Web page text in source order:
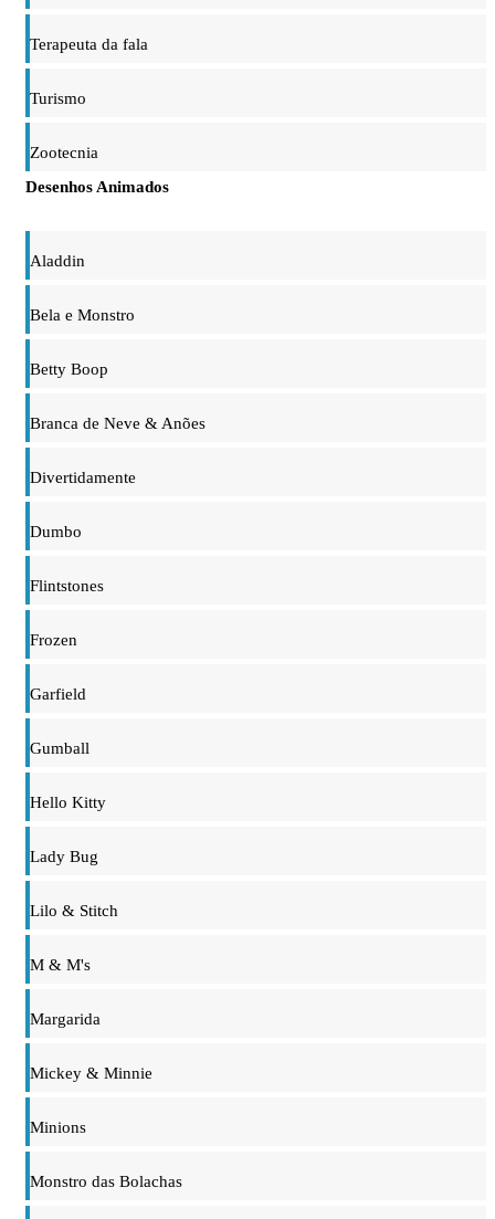
Terapeuta da fala
Turismo
Zootecnia
Desenhos Animados
Aladdin
Bela e Monstro
Betty Boop
Branca de Neve & Anões
Divertidamente
Dumbo
Flintstones
Frozen
Garfield
Gumball
Hello Kitty
Lady Bug
Lilo & Stitch
M & M's
Margarida
Mickey & Minnie
Minions
Monstro das Bolachas